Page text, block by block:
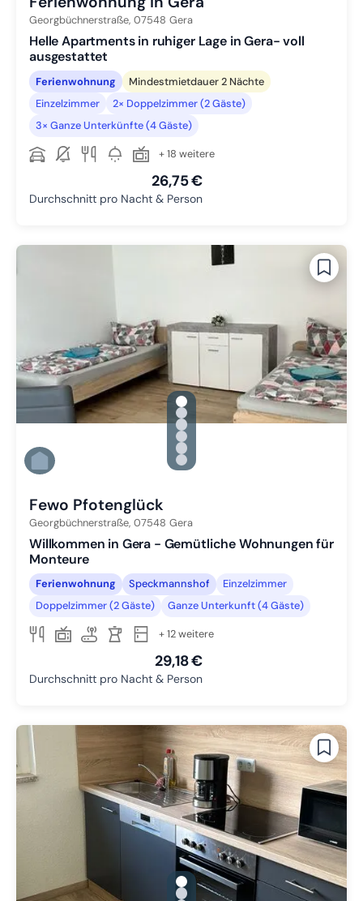
Georgbüchnerstraße, 07548 Gera
Helle Apartments in ruhiger Lage in Gera- voll
ausgestattet
Ferienwohnung
Mindestmietdauer 2 Nächte
Einzelzimmer
2× Doppelzimmer (2 Gäste)
3× Ganze Unterkünfte (4 Gäste)
+ 18 weitere
26,75 €
Durchschnitt pro Nacht & Person
gallery.slide_selector
Zu Slide 1 wechseln
Zu Slide 2 wechseln
Zu Slide 3 wechseln
Zu Slide 4 wechseln
Zu Slide 5 wechseln
Zu Slide 6 wechseln
Fewo Pfotenglück
Georgbüchnerstraße, 07548 Gera
Willkommen in Gera - Gemütliche Wohnungen für
Monteure
Ferienwohnung Speckmannshof
Einzelzimmer
Doppelzimmer (2 Gäste)
Ganze Unterkunft (4 Gäste)
+ 12 weitere
29,18 €
Durchschnitt pro Nacht & Person
gallery.slide_selector
Zu Slide 1 wechseln